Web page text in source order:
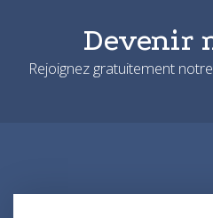
Devenir
Rejoignez gratuitement